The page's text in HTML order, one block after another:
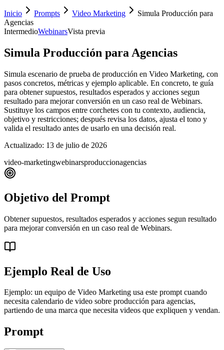
Inicio Prompts Video Marketing
Simula Producción para
Agencias
IntermedioWebinarsVista previa
Simula Producción para Agencias
Simula escenario de prueba de producción en Video Marketing, con
pasos concretos, métricas y ejemplo aplicable. En concreto, te guía
para obtener supuestos, resultados esperados y acciones segun
resultado para mejorar conversión en un caso real de Webinars.
Sustituye los campos entre corchetes con tu contexto, audiencia,
objetivo y restricciones; después revisa los datos, ajusta el tono y
valida el resultado antes de usarlo en una decisión real.
Actualizado: 13 de julio de 2026
video-marketingwebinarsproduccionagencias
Objetivo del Prompt
Obtener supuestos, resultados esperados y acciones segun resultado
para mejorar conversión en un caso real de Webinars.
Ejemplo Real de Uso
Ejemplo: un equipo de Video Marketing usa este prompt cuando
necesita calendario de video sobre producción para agencias,
partiendo de una marca que necesita videos que expliquen y vendan.
Prompt